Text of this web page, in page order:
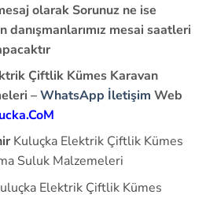
olarak Sorunuz ne ise
danışmanlarımız mesai saatleri
Çiftlik Kümes Karavan
–WhatsApp İletişim Web
Kuluçka Elektrik Çiftlik Kümes
Suluk Malzemeleri
Elektrik Çiftlik Kümes